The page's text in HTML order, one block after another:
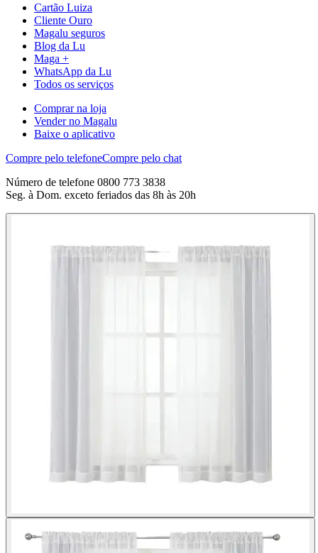
Cartão Luiza
Cliente Ouro
Magalu seguros
Blog da Lu
Maga +
WhatsApp da Lu
Todos os serviços
Comprar na loja
Vender no Magalu
Baixe o aplicativo
Compre pelo telefoneCompre pelo chat
Número de telefone 0800 773 3838
Seg. à Dom. exceto feriados das 8h às 20h